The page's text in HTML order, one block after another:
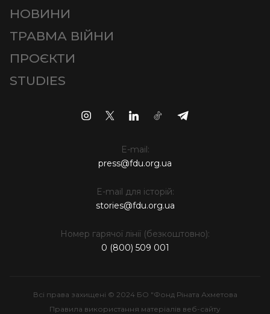
НОВИНИ
ТРАВМА ВІЙНИ
ПРОЄКТИ
STUDIES
E-mail:
press@fdu.org.ua
E-mail для історій:
stories@fdu.org.ua
Номер гарячої лінії (безкоштовно):
0 (800) 509 001
Всі права захищені © 2024 БО "Фонд Ріната Ахметова
Правила використання матеріалів веб-сайту